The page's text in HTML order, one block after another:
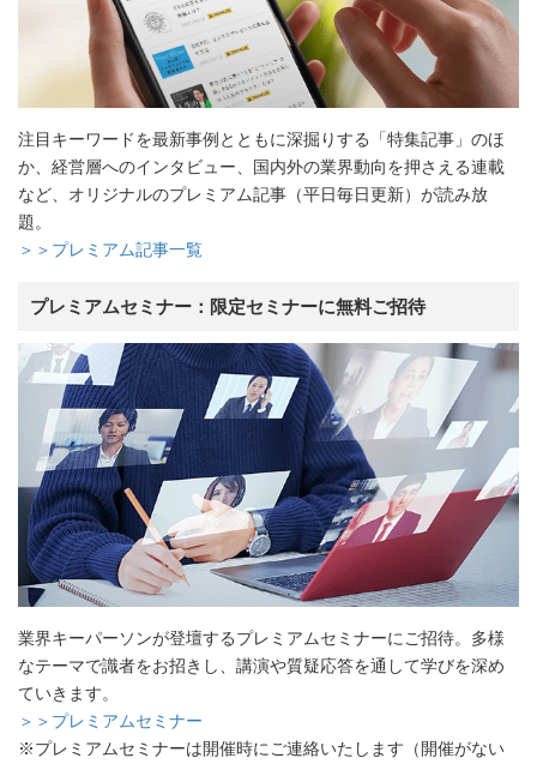
注目キーワードを最新事例とともに深掘りする「特集記事」のほ
か、経営層へのインタビュー、国内外の業界動向を押さえる連載
など、オリジナルのプレミアム記事（平日毎日更新）が読み放
題。
＞＞プレミアム記事一覧
プレミアムセミナー：限定セミナーに無料ご招待
業界キーパーソンが登壇するプレミアムセミナーにご招待。多様
なテーマで識者をお招きし、講演や質疑応答を通して学びを深め
ていきます。
＞＞プレミアムセミナー
※プレミアムセミナーは開催時にご連絡いたします（開催がない